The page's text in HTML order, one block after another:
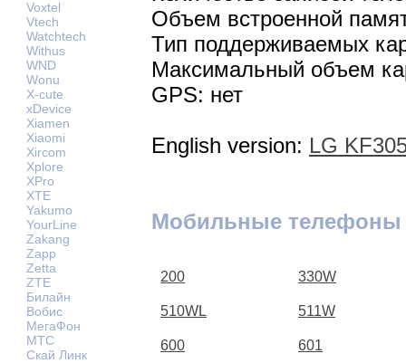
Voxtel
Vtech
Watchtech
Withus
WND
Wonu
X-cute
xDevice
Xiamen
Xiaomi
Xircom
Xplore
XPro
XTE
Yakumo
YourLine
Zakang
Zapp
Zetta
ZTE
Билайн
Вобис
МегаФон
МТС
Скай Линк
Объем встроенной
Тип поддерживаемых
Максимальный объем
GPS: нет
English version: LG
Мобильные телефоны
200 330W
510WL 511W
600 601